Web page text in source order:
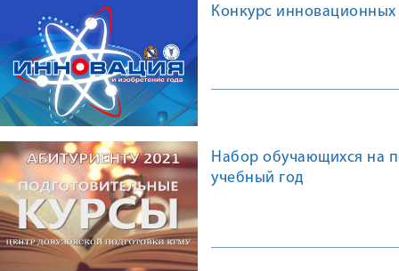
Конкурс
Набор обучающихся на
учебный год